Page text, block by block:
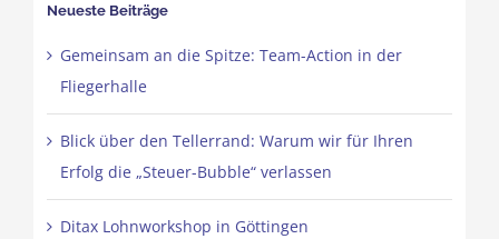
Neueste Beiträge
Gemeinsam an die Spitze: Team-Action in der
Fliegerhalle
Blick über den Tellerrand: Warum wir für Ihren
Erfolg die „Steuer-Bubble“ verlassen
Ditax Lohnworkshop in Göttingen